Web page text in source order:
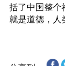
括了中国整个